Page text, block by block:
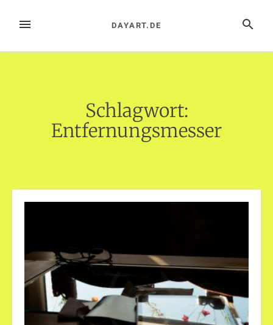
InhaltMENÜ SUCHE
DAYART.DE
Schlagwort:
Entfernungsmesser